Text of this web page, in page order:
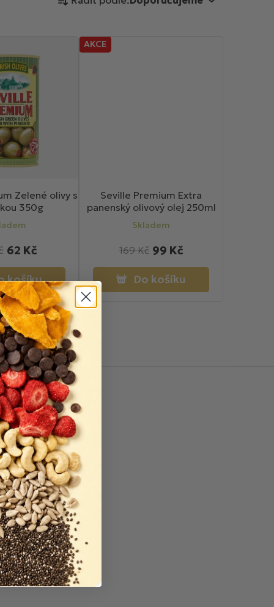
a
ů
Zelené olivy s
350g
62 Kč
košíku
AKCE
Seville Premium Extra
panenský olivový olej 250ml
Skladem
99 Kč
169 Kč
Do košíku